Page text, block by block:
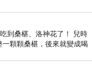
到桑椹、洛神花了！ 兒時
顆顆桑椹，後來就變成喝
喝